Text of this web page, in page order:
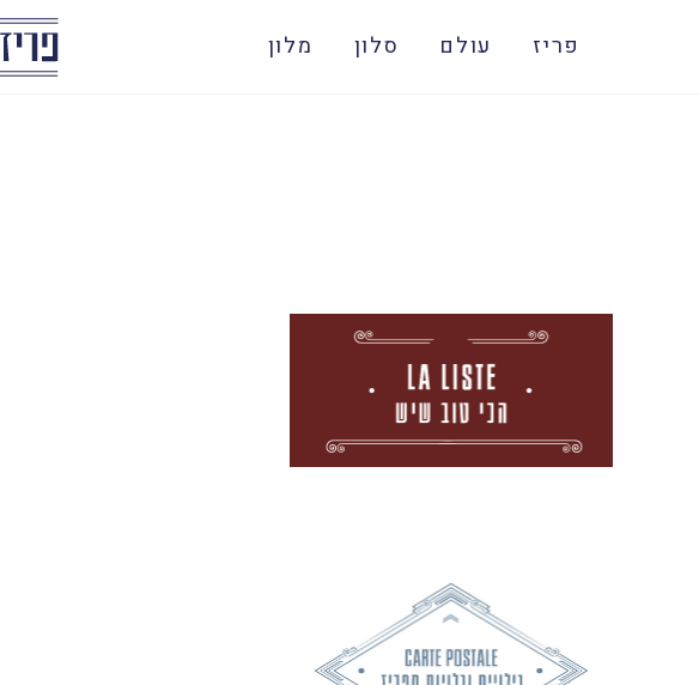
פריז עולם סלון מלון